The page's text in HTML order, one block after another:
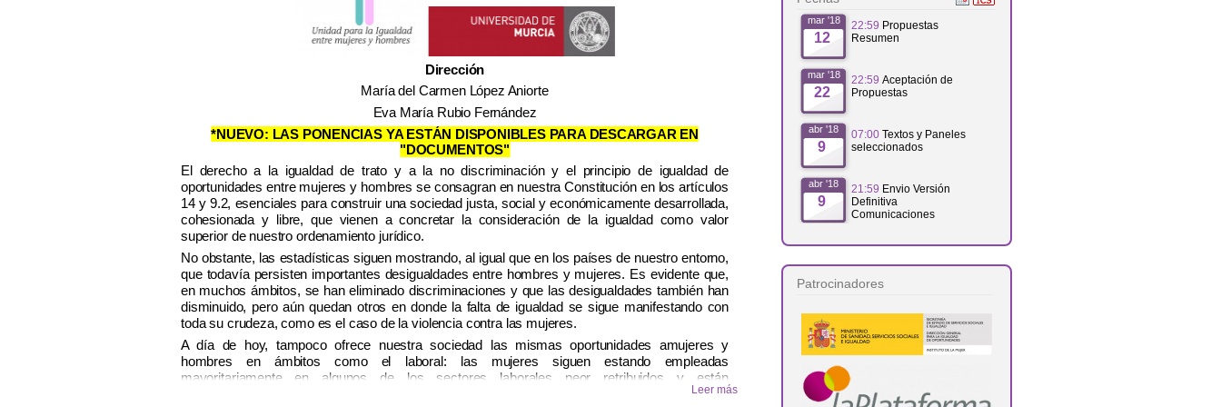
Dirección
María del Carmen López Aniorte
Eva María Rubio Fernández
*NUEVO: LAS PONENCIAS YA ESTÁN DISPONIBLES PARA DESCARGAR EN
"DOCUMENTOS"
El derecho a la igualdad de trato y a la no discriminación y el principio de igualdad de
oportunidades entre mujeres y hombres se consagran en nuestra Constitución en los artículos
14 y 9.2, esenciales para construir una sociedad justa, social y económicamente desarrollada,
cohesionada y libre, que vienen a concretar la consideración de la igualdad como valor
superior de nuestro ordenamiento jurídico.
No obstante, las estadísticas siguen mostrando, al igual que en los países de nuestro entorno,
que todavía persisten importantes desigualdades entre hombres y mujeres. Es evidente que,
en muchos ámbitos, se han eliminado discriminaciones y que las desigualdades también han
disminuido, pero aún quedan otros en donde la falta de igualdad se sigue manifestando con
toda su crudeza, como es el caso de la violencia contra las mujeres.
A día de hoy, tampoco ofrece nuestra sociedad las mismas oportunidades amujeres y
hombres en ámbitos como el laboral: las mujeres siguen estando empleadas
mayoritariamente en algunos de los sectores laborales peor retribuidos y están
infrarrepresentadas en puestos de responsabilidad; por otra parte, la maternidad afecta a las
Leer más
mar '18
12
22:59 Propuestas
Resumen
mar '18
22
22:59 Aceptación de
Propuestas
abr '18
9
07:00 Textos y Paneles
seleccionados
abr '18
9
21:59 Envio Versión
Definitiva
Comunicaciones
21:59Matrícula
26
abr '18
27
14:00Fecha de fin
Patrocinadores